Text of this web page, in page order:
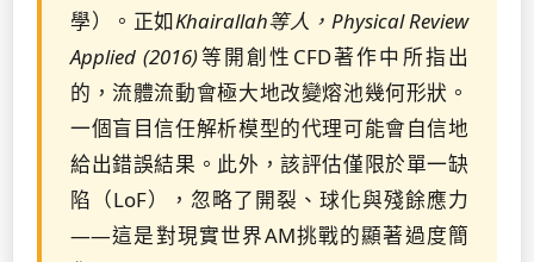
學）。正如Khairallah等人，Physical Review
Applied (2016)等開創性CFD著作中所指出
的，流體流動會極大地改變熔池幾何形狀。
一個盲目信任解析模型的代理可能會自信地
給出錯誤結果。此外，該評估僅限於單一缺
陷（LoF），忽略了開裂、球化與殘餘應力
——這是對現實世界AM挑戰的顯著過度簡